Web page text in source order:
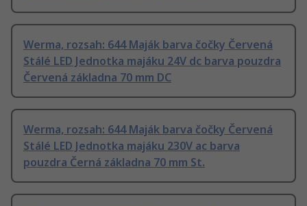
Werma, rozsah: 644 Maják barva čočky Červená
Stálé LED Jednotka majáku 24V dc barva pouzdra
Červená základna 70 mm DC
Werma, rozsah: 644 Maják barva čočky Červená
Stálé LED Jednotka majáku 230V ac barva
pouzdra Černá základna 70 mm St.